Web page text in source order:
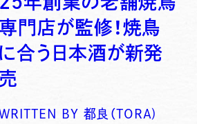
専門店が監修！焼鳥
に合う日本酒が新発
売
BY 都良（TORA)